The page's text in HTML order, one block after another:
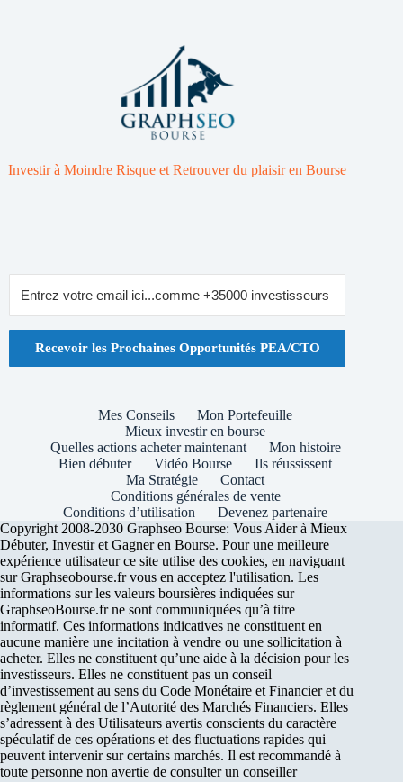
Investir à Moindre Risque et Retrouver du plaisir en Bourse
Recevoir les Prochaines Opportunités PEA/CTO
Mes Conseils
Mon Portefeuille
Mieux investir en bourse
Quelles actions acheter maintenant
Mon histoire
Bien débuter
Vidéo Bourse
Ils réussissent
Ma Stratégie
Contact
Conditions générales de vente
Conditions d’utilisation
Devenez partenaire
Copyright 2008-2030 Graphseo Bourse: Vous Aider à Mieux
Débuter, Investir et Gagner en Bourse. Pour une meilleure
expérience utilisateur ce site utilise des cookies, en naviguant
sur Graphseobourse.fr vous en acceptez l'utilisation. Les
informations sur les valeurs boursières indiquées sur
GraphseoBourse.fr ne sont communiquées qu’à titre
informatif. Ces informations indicatives ne constituent en
aucune manière une incitation à vendre ou une sollicitation à
acheter. Elles ne constituent qu’une aide à la décision pour les
investisseurs. Elles ne constituent pas un conseil
d’investissement au sens du Code Monétaire et Financier et du
règlement général de l’Autorité des Marchés Financiers. Elles
s’adressent à des Utilisateurs avertis conscients du caractère
spéculatif de ces opérations et des fluctuations rapides qui
peuvent intervenir sur certains marchés. Il est recommandé à
toute personne non avertie de consulter un conseiller